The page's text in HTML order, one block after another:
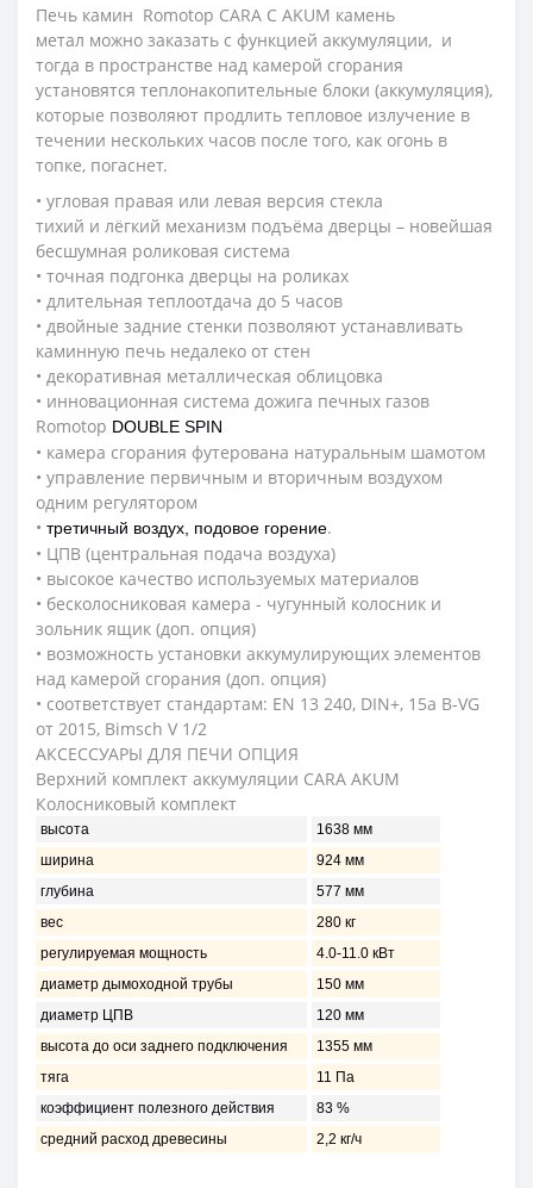
Печь камин Romotop CARA С AKUM камень
метал можно заказать с функцией аккумуляции, и
тогда в пространстве над камерой сгорания
установятся теплонакопительные блоки (аккумуляция),
которые позволяют продлить тепловое излучение в
течении нескольких часов после того, как огонь в
топке, погаснет.
• угловая правая или левая версия стекла
тихий и лёгкий механизм подъёма дверцы – новейшая
бесшумная роликовая система
• точная подгонка дверцы на роликах
• длительная теплоотдача до 5 часов
• двойные задние стенки позволяют устанавливать
каминную печь недалеко от стен
• декоративная металлическая облицовка
• инновационная система дожига печных газов
Romotop DOUBLE SPIN
• камера сгорания футерована натуральным шамотом
• управление первичным и вторичным воздухом
одним регулятором
• третичный воздух, подовое горение.
• ЦПВ (центральная подача воздуха)
• высокое качество используемых материалов
• бесколосниковая камера - чугунный колосник и
зольник ящик (доп. опция)
• возможность установки аккумулирующих элементов
над камерой сгорания (доп. опция)
• соответствует стандартам: EN 13 240, DIN+, 15a B-VG
от 2015, Bimsch V 1/2
АКСЕССУАРЫ ДЛЯ ПЕЧИ ОПЦИЯ
Верхний комплект аккумуляции CARA AKUM
Колосниковый комплект
высота
1638 мм
ширина
924 мм
глубина
577 мм
вес
280 кг
регулируемая мощность
4.0-11.0 кВт
диаметр дымоходной трубы
150 мм
диаметр ЦПВ
120 мм
высота до оси заднего подключения
1355 мм
тяга
11 Пa
коэффициент полезного действия
83 %
средний расход древесины
2,2 кг/ч